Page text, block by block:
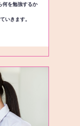
何を勉強するか
いきます。